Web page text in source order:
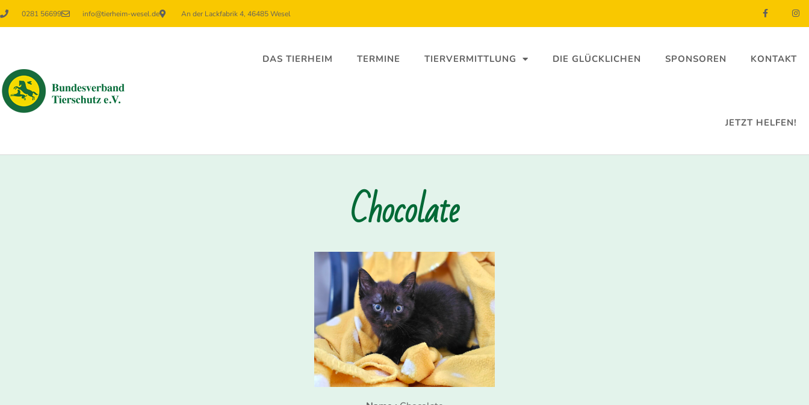
0281 56699 info@tierheim-wesel.de An der Lackfabrik 4, 46485 Wesel
DAS TIERHEIM TERMINE TIERVERMITTLUNG DIE GLÜCKLICHEN SPONSOREN KONTAKT
JETZT HELFEN!
Chocolate